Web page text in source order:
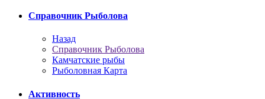
Справочник Рыболова
Назад
Справочник Рыболова
Камчатские рыбы
Рыболовная Карта
Активность